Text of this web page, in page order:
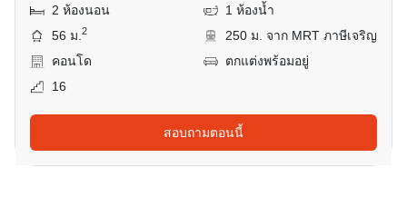
2 ห้องนอน
1 ห้องน้ำ
56 ม.2
250 ม. จาก MRT ภาษีเจริญ
คอนโด
ตกแต่งพร้อมอยู่
16
สอบถามตอนนี้